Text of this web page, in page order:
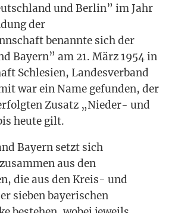
und Ber­lin” im Jahr
der
benann­te sich der
Bay­ern” am 21. März 1954 in
Schle­si­en, Lan­des­ver­band
war ein Name gefun­den, der
Zusatz „Nie­der- und
heu­te gilt.
Bay­ern setzt sich
aus den
die aus den Kreis- und
sie­ben baye­ri­schen